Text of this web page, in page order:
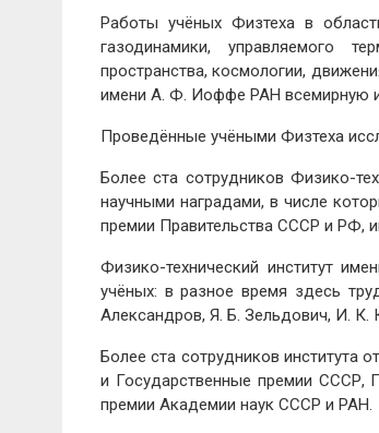
Работы учёных Физтеха в
газодинамики, управляемого
пространства, космологии,
имени А. Ф. Иоффе РАН всемирную
Проведённые учёными Физтеха
Более ста сотрудников Физико-
научными наградами, в числе
премии Правительства СССР и РФ,
Физико-технический институт
учёных: в разное время здесь
Александров, Я. Б. Зельдович, И.
Более ста сотрудников института
и Государственные премии СССР,
премии Академии наук СССР и РАН.